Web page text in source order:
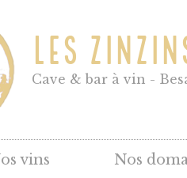
LES
Cave & bar à vin -
vins Nos